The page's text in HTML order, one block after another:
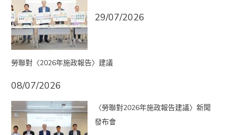
29/07/2026
勞聯對〈2026年施政報告〉建議
08/07/2026
〈勞聯對2026年施政報告建議〉新聞
發布會